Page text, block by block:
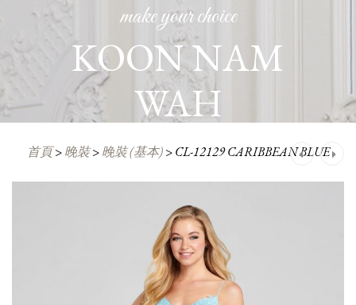
make your choice
KOON NAM
WAH
首頁> 晚裝> 晚裝 (基本)>CL-12129 CARIBBEAN BLUE
Post
navigation